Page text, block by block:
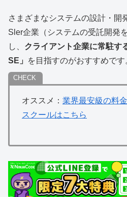
さまざまなシステムの設計・開
Sler企業（システムの受託開発
し、 クライアント企業に常駐す
SE」
を目指すのがおすすめです
オススメ： 業界最安級の料
スクールはこちら